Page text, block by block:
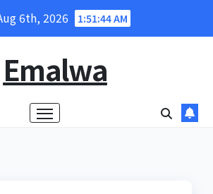
6th, 2026 1:51:44 AM
Emalwa